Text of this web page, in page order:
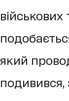
який